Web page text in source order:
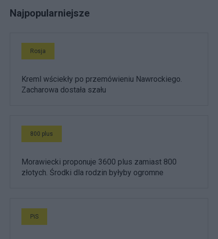
Najpopularniejsze
Rosja
Kreml wściekły po przemówieniu Nawrockiego.
Zacharowa dostała szału
800 plus
Morawiecki proponuje 3600 plus zamiast 800
złotych. Środki dla rodzin byłyby ogromne
PiS